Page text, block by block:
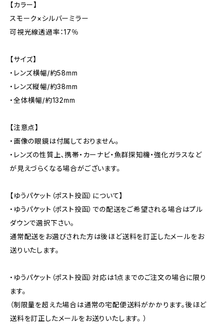
【カラー】
スモーク×シルバーミラー
可視光線透過率：17％
【サイズ】
・レンズ横幅/約58mm
・レンズ縦幅/約38mm
・全体横幅/約132mm
【注意点】
・画像の眼鏡は付属しておりません。
・レンズの性質上、携帯・カーナビ・魚群探知機・強化ガラスなど
が見えづらくなる場合がございます。
【ゆうパケット（ポスト投函）について】
・ゆうパケット（ポスト投函）での配送をご希望される場合はプル
ダウンで選択下さい。
通常配送をお選びされた方は後ほど送料を訂正したメールをお
送りいたします。
・ゆうパケット（ポスト投函）対応は1点までのご注文の場合に限り
ます。
（制限量を超えた場合は通常の宅配便送料がかかります。後ほど
送料を訂正したメールをお送りいたします。 ）